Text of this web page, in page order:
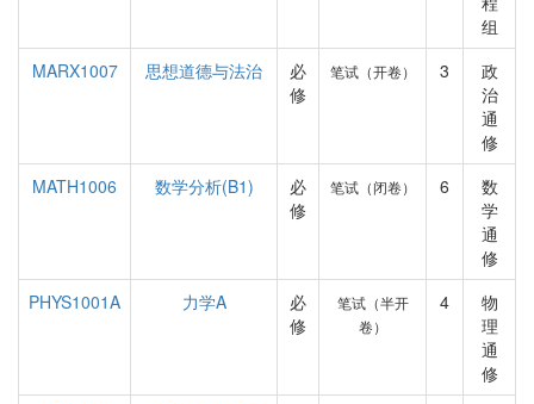
组
MARX1007
思想道德与法治
必
修
笔试（开卷） 3
政
治
通
修
MATH1006
数学分析(B1)
必
修
笔试（闭卷） 6
数
学
通
修
PHYS1001A
力学A
必
修
笔试（半开
卷）
4
物
理
通
修